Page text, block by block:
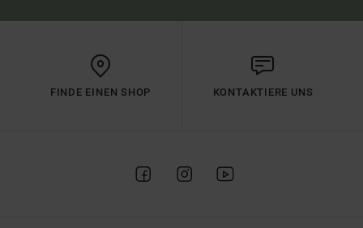
FINDE EINEN SHOP KONTAKTIERE UNS